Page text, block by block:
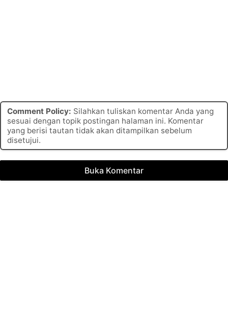
Comment Policy: Silahkan tuliskan komentar Anda yang
sesuai dengan topik postingan halaman ini. Komentar
yang berisi tautan tidak akan ditampilkan sebelum
disetujui.
Buka Komentar